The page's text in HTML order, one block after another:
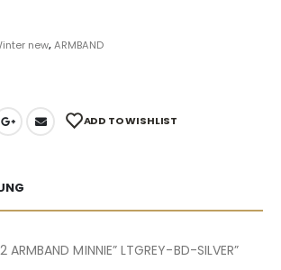
new,ARMBAND
ADD TO WISHLIST
ARMBAND MINNIE” LTGREY-BD-SILVER”